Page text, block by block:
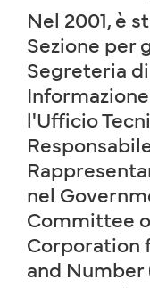
Nel 2001, è
Sezione per
Segreteria
l'Ufficio
nel
Committee
Corporation
and Number